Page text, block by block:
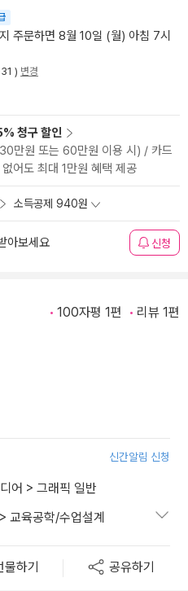
주문하면 8월 10일 (월) 아침 7시
) 변경
청구 할인
만원 또는 60만원 이용 시) / 카드
어도 최대 1만원 혜택 제공
소득공제 940원
아보세요 신청
100자평 1편 리뷰 1편
신간알림 신청
어 > 그래픽 일반
> 교육공학/수업설계
물하기 공유하기